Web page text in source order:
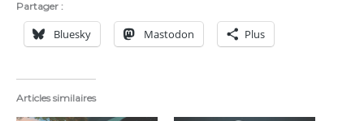
Partager :
Bluesky Mastodon Plus
Articles similaires